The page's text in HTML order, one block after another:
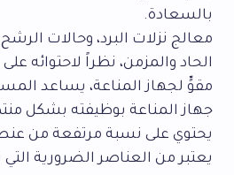
بالسعادة.
معالج نزلات البرد، وحالات الرشح
الحاد والمزمن، نظراً لاحتوائه
مقوٍّ لجهاز المناعة، يساعد
جهاز المناعة بوظيفته بشكل
يحتوي على نسبة مرتفعة من
يعتبر من العناصر الضرورية